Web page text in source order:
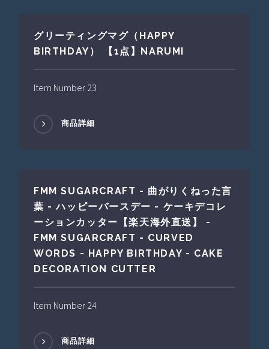
グリーティングマグ（HAPPY
BIRTHDAY） 【1点】NARUMI
Item Number 23
商品詳細
FMM SUGARCRAFT - 曲がりくねった言
葉 - ハッピーバースデー - ケーキデコレ
ーションカッター【楽天海外直送】 -
FMM SUGARCRAFT - CURVED
WORDS - HAPPY BIRTHDAY - CAKE
DECORATION CUTTER
Item Number 24
商品詳細